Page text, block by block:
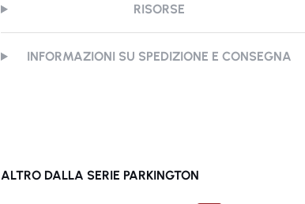
RISORSE
INFORMAZIONI SU SPEDIZIONE E CONSEGNA
ALTRO DALLA SERIE PARKINGTON